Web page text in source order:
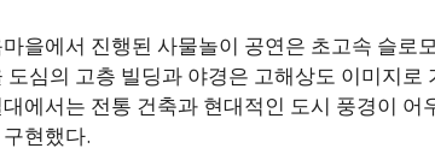
을에서 진행된 사물놀이 공연은 초고속 슬로
도심의 고층 빌딩과 야경은 고해상도 이미지로
에서는 전통 건축과 현대적인 도시 풍경이 어
현했다.